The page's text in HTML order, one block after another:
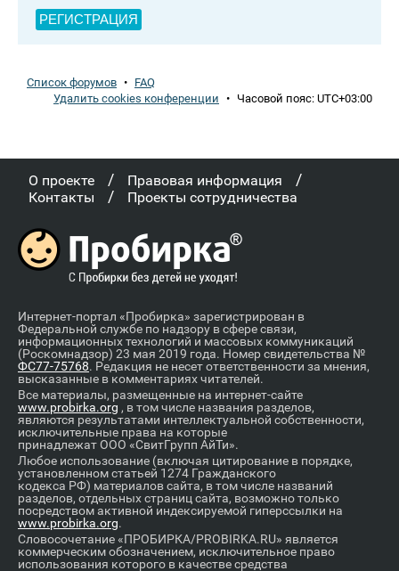
РЕГИСТРАЦИЯ
Список форумов • FAQ
Удалить cookies конференции • Часовой пояс: UTC+03:00
О проекте / Правовая информация /
Контакты / Проекты сотрудничества
Интернет-портал «Пробирка» зарегистрирован в
Федеральной службе по надзору в сфере связи,
информационных технологий и массовых коммуникаций
(Роскомнадзор) 23 мая 2019 года. Номер свидетельства №
ФС77-75768. Редакция не несет ответственности за мнения,
высказанные в комментариях читателей.
Все материалы, размещенные на интернет-сайте
www.probirka.org , в том числе названия разделов,
являются результатами интеллектуальной собственности,
исключительные права на которые
принадлежат ООО «СвитГрупп АйТи».
Любое использование (включая цитирование в порядке,
установленном статьей 1274 Гражданского
кодекса РФ) материалов сайта, в том числе названий
разделов, отдельных страниц сайта, возможно только
посредством активной индексируемой гиперссылки на
www.probirka.org.
Словосочетание «ПРОБИРКА/PROBIRKA.RU» является
коммерческим обозначением, исключительное право
использования которого в качестве средства